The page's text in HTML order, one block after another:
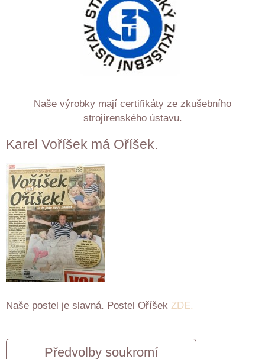
Naše výrobky mají certifikáty ze zkušebního
strojírenského ústavu.
Karel Voříšek má Oříšek.
Naše postel je slavná. Postel Oříšek ZDE.
ZAVOLÁME VÁM ZPĚT
Předvolby soukromí